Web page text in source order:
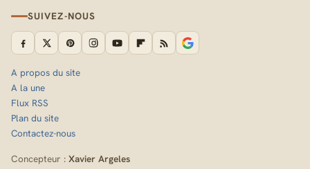
SUIVEZ-NOUS
A propos du site
A la une
Flux RSS
Plan du site
Contactez-nous
Concepteur : Xavier Argeles